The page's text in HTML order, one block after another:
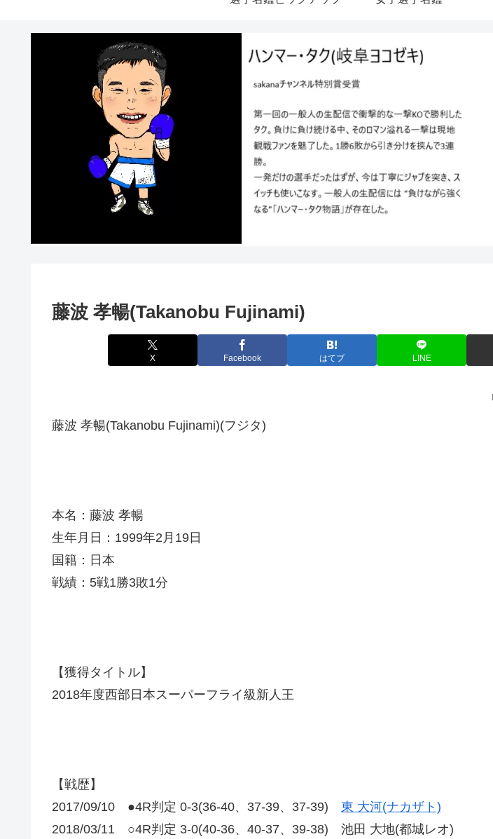
藤波 孝暢(Takanobu Fujinami)
X Facebook はてブ LINE
藤波 孝暢(Takanobu Fujinami)(フジタ)
本名：藤波 孝暢
生年月日：1999年2月19日
国籍：日本
戦績：5戦1勝3敗1分
【獲得タイトル】
2018年度西部日本スーパーフライ級新人王
【戦歴】
2017/09/10 ●4R判定 0-3(36-40、37-39、37-39) 東 大河(ナカザト)
2018/03/11 ○4R判定 3-0(40-36、40-37、39-38) 池田 大地(都城レオ)